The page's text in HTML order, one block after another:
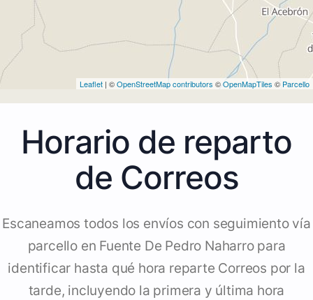
Leaflet | ©OpenStreetMap contributors ©OpenMapTiles © Parcello
Horario de reparto
de Correos
Escaneamos todos los envíos con seguimiento vía
parcello en Fuente De Pedro Naharro para
identificar hasta qué hora reparte Correos por la
tarde, incluyendo la primera y última hora